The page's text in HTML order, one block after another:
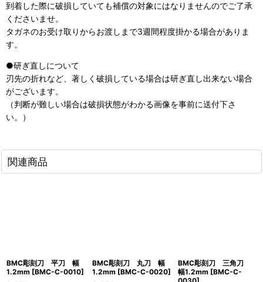
到着した際に破損していても補償の対象にはなりませんのでご了承
くださいませ。
タガネのお受け取りからお渡しまで3週間程度掛かる場合がありま
す。
●研ぎ直しについて
刃先の折れなど、著しく破損している場合は研ぎ直し出来ない場合
がございます。
（判断が難しい場合は破損状態がわかる画像を事前に送付下さ
い。）
関連商品
BMC彫刻刀 平刀 幅
1.2mm [BMC-C-0010]
BMC彫刻刀 丸刀 幅
1.2mm [BMC-C-0020]
BMC彫刻刀 三角刀
幅1.2mm [BMC-C-